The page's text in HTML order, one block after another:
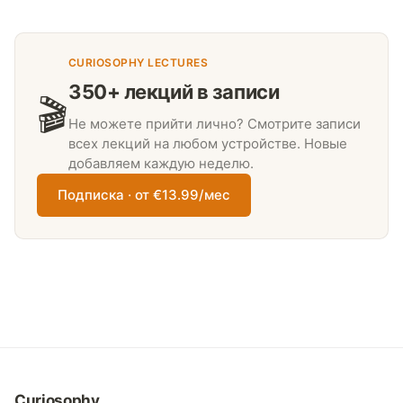
🎬
CURIOSOPHY LECTURES
350+ лекций в записи
Не можете прийти лично? Смотрите записи
всех лекций на любом устройстве. Новые
добавляем каждую неделю.
Подписка · от €13.99/мес